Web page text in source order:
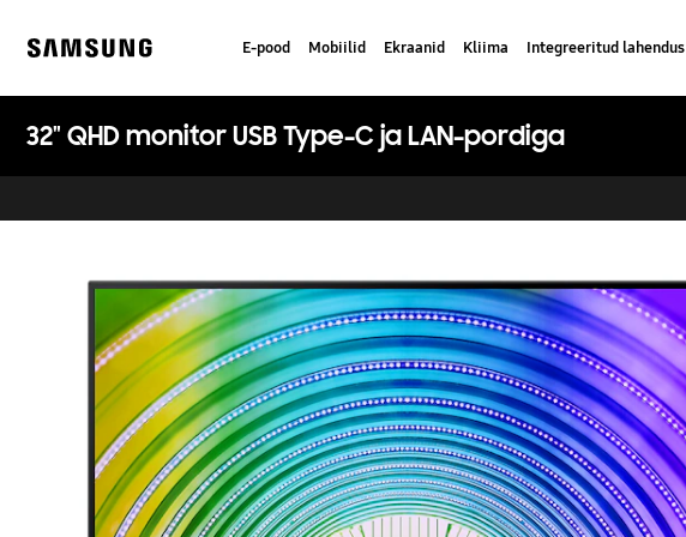
content
E-pood Mobiilid Ekraanid Kliima Integreeritud lahendus
32" QHD monitor USB Type-C ja LAN-pordiga